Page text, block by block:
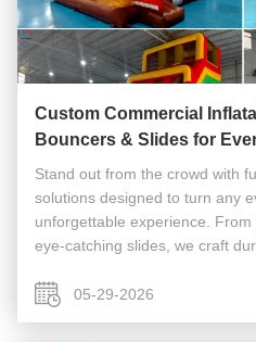
Custom Commercial
Bouncers & Slides for
Stand out from the crowd with
solutions designed to turn any
unforgettable experience.
eye-catching slides, we craft
Themed Inflatable ...
05-29-2026